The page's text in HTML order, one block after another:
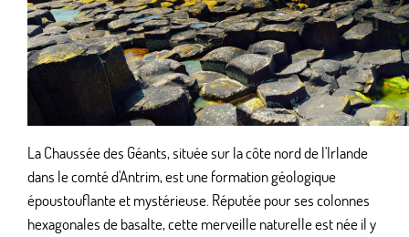
La Chaussée des Géants, située sur la côte nord de l'Irlande
dans le comté d'Antrim, est une formation géologique
époustouflante et mystérieuse. Réputée pour ses colonnes
hexagonales de basalte, cette merveille naturelle est née il y